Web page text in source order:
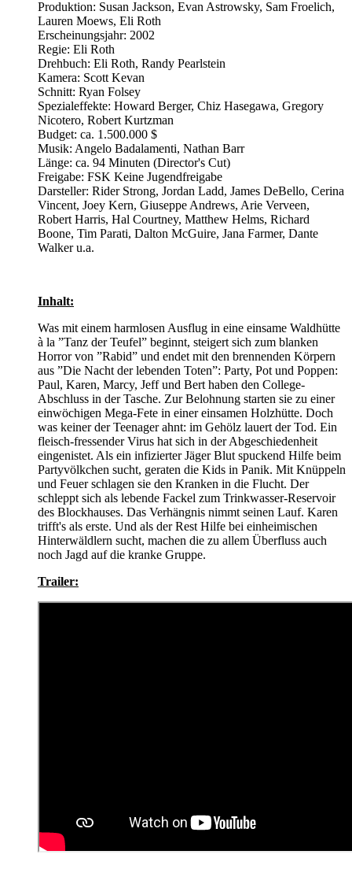
Produktion: Susan Jackson, Evan Astrowsky, Sam Froelich,
Lauren Moews, Eli Roth
Erscheinungsjahr: 2002
Regie: Eli Roth
Drehbuch: Eli Roth, Randy Pearlstein
Kamera: Scott Kevan
Schnitt: Ryan Folsey
Spezialeffekte: Howard Berger, Chiz Hasegawa, Gregory
Nicotero, Robert Kurtzman
Budget: ca. 1.500.000 $
Musik: Angelo Badalamenti, Nathan Barr
Länge: ca. 94 Minuten (Director's Cut)
Freigabe: FSK Keine Jugendfreigabe
Darsteller: Rider Strong, Jordan Ladd, James DeBello, Cerina
Vincent, Joey Kern, Giuseppe Andrews, Arie Verveen,
Robert Harris, Hal Courtney, Matthew Helms, Richard
Boone, Tim Parati, Dalton McGuire, Jana Farmer, Dante
Walker u.a.
Inhalt:
Was mit einem harmlosen Ausflug in eine einsame Waldhütte
à la ”Tanz der Teufel” beginnt, steigert sich zum blanken
Horror von ”Rabid” und endet mit den brennenden Körpern
aus ”Die Nacht der lebenden Toten”: Party, Pot und Poppen:
Paul, Karen, Marcy, Jeff und Bert haben den College-
Abschluss in der Tasche. Zur Belohnung starten sie zu einer
einwöchigen Mega-Fete in einer einsamen Holzhütte. Doch
was keiner der Teenager ahnt: im Gehölz lauert der Tod. Ein
fleisch-fressender Virus hat sich in der Abgeschiedenheit
eingenistet. Als ein infizierter Jäger Blut spuckend Hilfe beim
Partyvölkchen sucht, geraten die Kids in Panik. Mit Knüppeln
und Feuer schlagen sie den Kranken in die Flucht. Der
schleppt sich als lebende Fackel zum Trinkwasser-Reservoir
des Blockhauses. Das Verhängnis nimmt seinen Lauf. Karen
trifft's als erste. Und als der Rest Hilfe bei einheimischen
Hinterwäldlern sucht, machen die zu allem Überfluss auch
noch Jagd auf die kranke Gruppe.
Trailer: